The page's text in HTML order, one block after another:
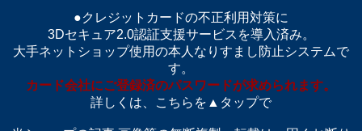
●クレジットカードの不正利用対策に
3Dセキュア2.0認証支援サービスを導入済み。
大手ネットショップ使用の本人なりすまし防止システムで
す。
カード会社にご登録済のパスワードが求められます。
詳しくは、こちらを▲タップで